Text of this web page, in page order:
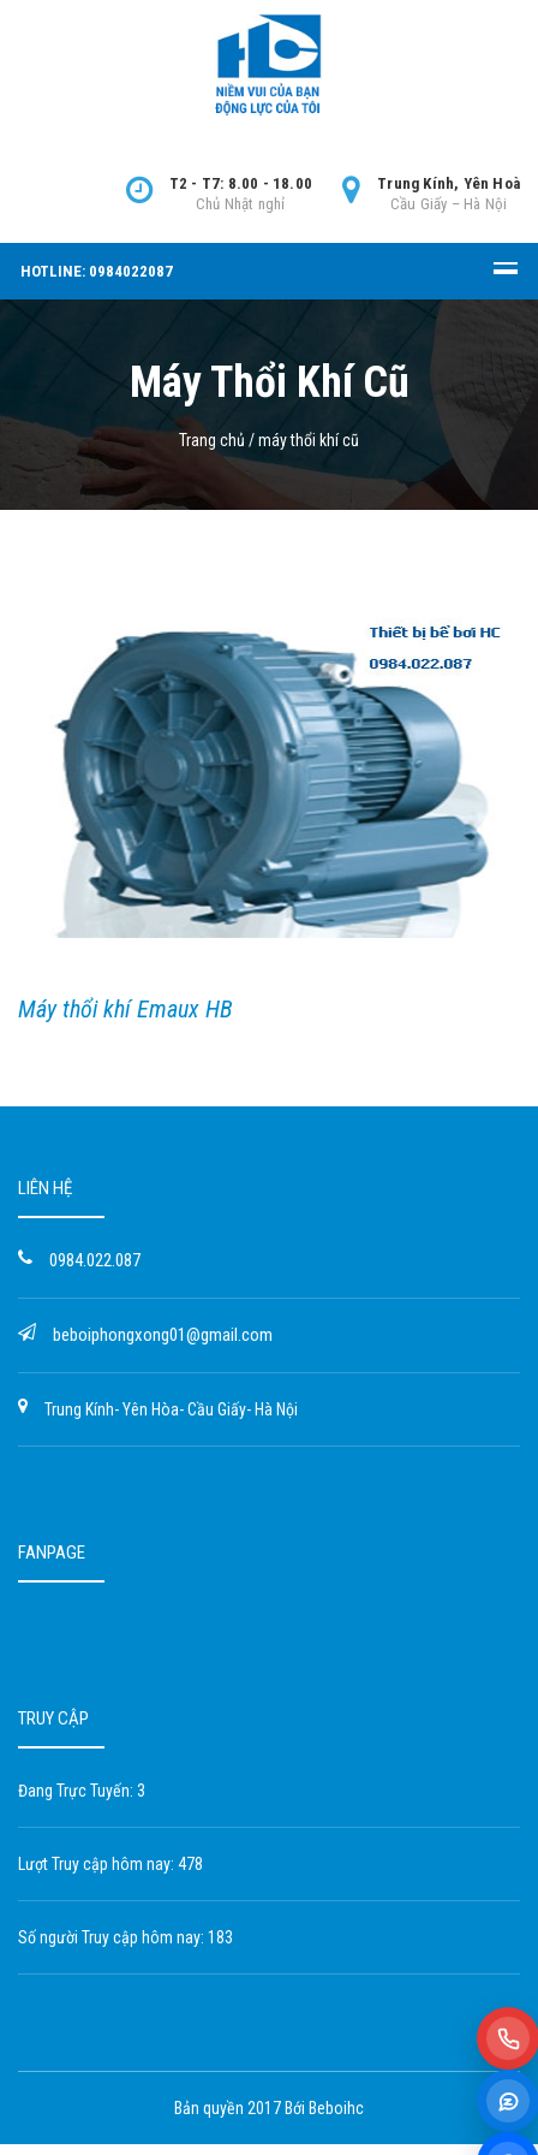
Trung Kính, Yên Hoà
Cầu Giấy – Hà Nội
T2 - T7: 8.00 - 18.00
Chủ Nhật nghỉ
HOTLINE: 0984022087
Máy Thổi Khí Cũ
Trang chủ /máy thổi khí cũ
Máy thổi khí Emaux HB
LIÊN HỆ
0984.022.087
beboiphongxong01@gmail.com
Trung Kính- Yên Hòa- Cầu Giấy- Hà Nội
FANPAGE
TRUY CẬP
Đang Trực Tuyến: 3
Lượt Truy cập hôm nay: 478
Số người Truy cập hôm nay: 183
Bản quyền 2017 Bới Beboihc